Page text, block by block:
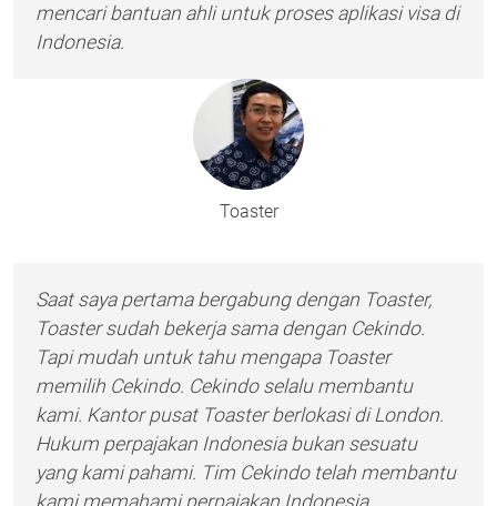
mencari bantuan ahli untuk proses aplikasi visa di
Indonesia.
Toaster
Saat saya pertama bergabung dengan Toaster,
Toaster sudah bekerja sama dengan Cekindo.
Tapi mudah untuk tahu mengapa Toaster
memilih Cekindo. Cekindo selalu membantu
kami. Kantor pusat Toaster berlokasi di London.
Hukum perpajakan Indonesia bukan sesuatu
yang kami pahami. Tim Cekindo telah membantu
kami memahami perpajakan Indonesia.